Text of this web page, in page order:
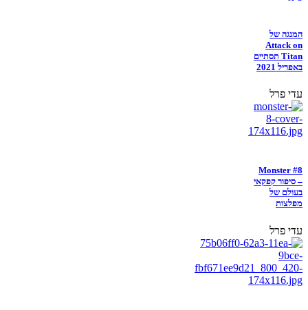
המנגה של
Attack on
Titan תסתיים
באפריל 2021
עדי פרל
Monster #8
– סיפור קפקאי
בעולם של
מפלצות
עדי פרל